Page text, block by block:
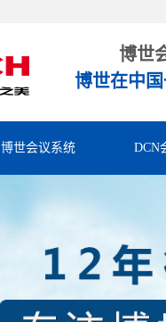
博世
博世在中
博世会议系统 DCN